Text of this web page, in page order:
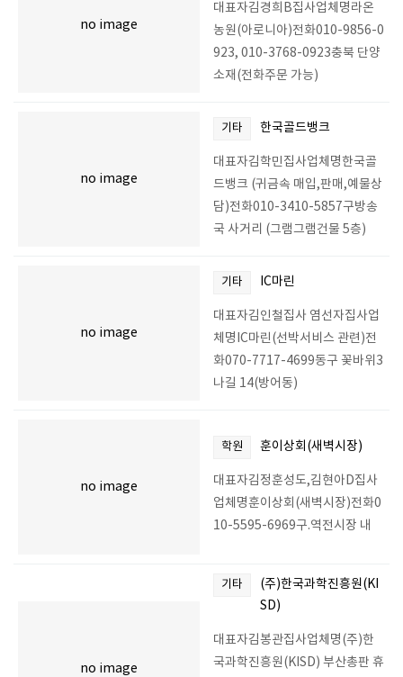
no image
대표자김경희B집사업체명라온
농원(아로니아)전화010-9856-0
923, 010-3768-0923충북 단양
소재(전화주문 가능)
no image
기타 한국골드뱅크
대표자김학민집사업체명한국골
드뱅크 (귀금속 매입,판매,예물상
담)전화010-3410-5857구방송
국 사거리 (그램그램건물 5층)
no image
기타 IC마린
대표자김인철집사 염선자집사업
체명IC마린(선박서비스 관련)전
화070-7717-4699동구 꽃바위3
나길 14(방어동)
no image
학원 훈이상회(새벽시장)
대표자김정훈성도,김현아D집사
업체명훈이상회(새벽시장)전화0
10-5595-6969구.역전시장 내
no image
기타
(주)한국과학진흥원(KI
SD)
대표자김봉관집사업체명(주)한
국과학진흥원(KISD) 부산총판 휴